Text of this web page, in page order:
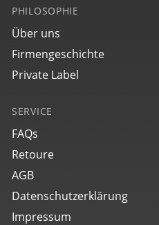
PHILOSOPHIE
Über uns
Firmengeschichte
Private Label
SERVICE
FAQs
Retoure
AGB
Datenschutzerklärung
Impressum